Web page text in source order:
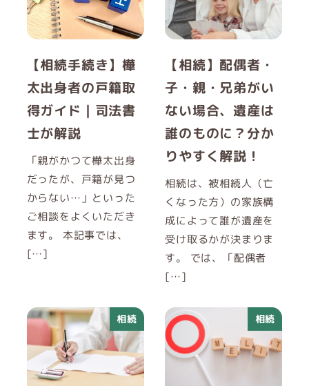
【相続手続き】樺
太出身者の戸籍取
得ガイド｜司法書
士が解説
「親がかつて樺太出身
だったが、戸籍が見つ
からない…」といった
ご相談をよくいただき
ます。 本記事では、
[…]
【相続】配偶者・
子・親・兄弟がい
ない場合、遺産は
誰のものに？分か
りやすく解説！
相続は、被相続人（亡
くなった方）の家族構
成によって誰が遺産を
受け取るかが決まりま
す。 では、「配偶者
[…]
相続 相続